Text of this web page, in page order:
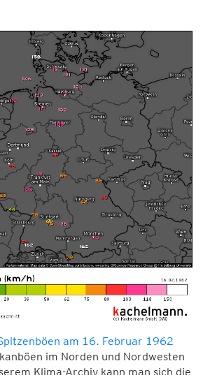
am 16. Februar 1962
im Norden und Nordwesten
Klima-Archiv kann man sich die